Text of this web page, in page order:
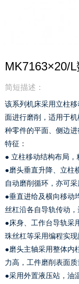
MK7163×20/
简短描述：
该系列机床采用立柱
面进行磨削，适用于
种零件的平面、侧边进
特征：
● 立柱移动结构布局，
●磨头垂直升降、立柱
自动磨削循环，亦可采
●垂直进给及横向移动
丝杠沿各自导轨传动
●床身、工作台导轨采
珠丝杠等采用编程实
●磨头主轴采用整体内
力高，工件磨削表面质
●采用外置液压站，油